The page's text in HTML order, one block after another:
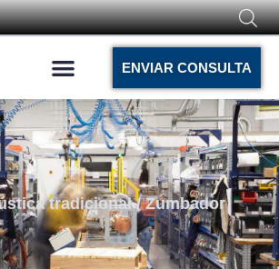
ENVIAR CONSULTA
tradicional/ Zumbador